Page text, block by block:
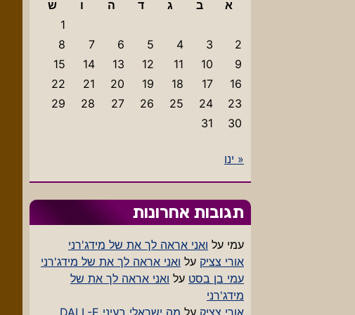
א
ב ג ד ה ו
ש
1
2
3
4
5
6
7
8
9
10
11
12
13
14
15
16
17
18
19
20
21
22
23
24
25
26
27
28
29
30
31
« ינו
תגובות אחרונות
עמי על ואני אראה לך את של מידג'רני
אורי צציק על ואני אראה לך את של מידג'רני
עמי בן בסט על ואני אראה לך את של
מידג'רני